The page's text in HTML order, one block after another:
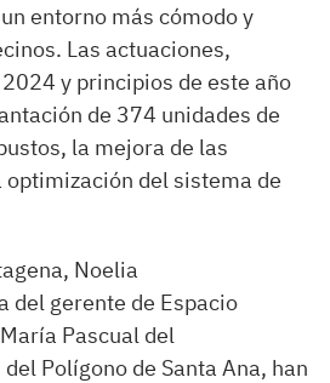
entorno más cómodo y
Las actuaciones,
y principios de este año
de 374 unidades de
la mejora de las
del sistema de
Noelia
del gerente de Espacio
Pascual del
Polígono de Santa Ana, han